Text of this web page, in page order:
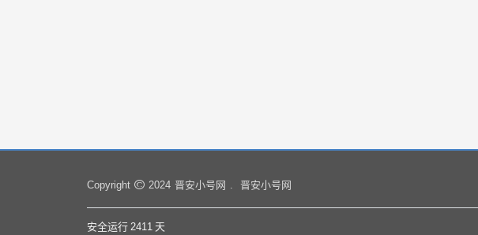
Copyright 2024 晋安小号网 晋安小号网
安全运行 2411 天